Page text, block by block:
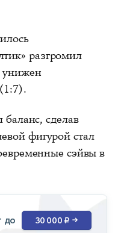
разгромил
унижен
сделав
фигурой стал
сэйвы в
до 30 000 ₽ →